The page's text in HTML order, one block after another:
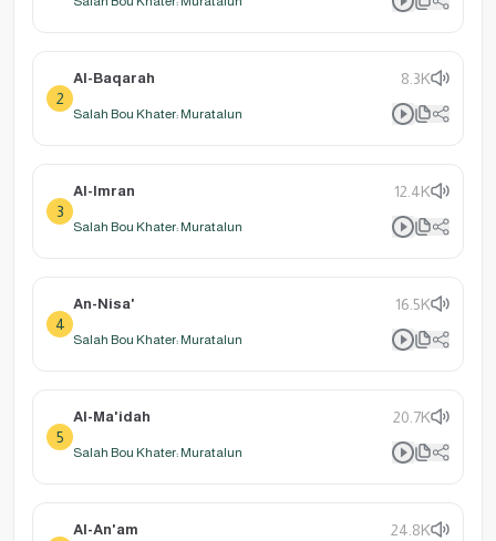
2
Al-Baqarah 8.3K
Salah Bou Khater: Muratalun
3
Al-Imran 12.4K
Salah Bou Khater: Muratalun
4
An-Nisa' 16.5K
Salah Bou Khater: Muratalun
5
Al-Ma'idah 20.7K
Salah Bou Khater: Muratalun
Al-An'am 24.8K